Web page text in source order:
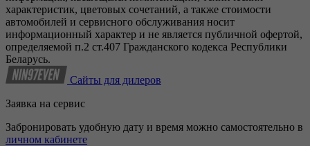
характеристик, цветовых сочетаний, а также стоимости
автомобилей и сервисного обслуживания носит
информационный характер и не является публичной офертой,
определяемой п.2 ст.407 Гражданского кодекса Республики
Беларусь.
Сайты для дилеров
Заявка на сервис
Забронировать удобную дату и время можно самостоятельно в
личном кабинете